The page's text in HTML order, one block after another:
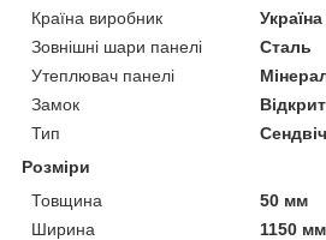
Країна виробник
Україна
Зовнішні шари панелі
Сталь
Утеплювач панелі
Замок
Тип
Розміри
Товщина
50 мм
Ширина
1150 мм